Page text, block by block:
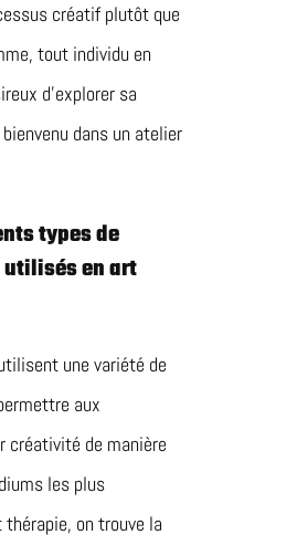
créatif plutôt que
tout individu en
d’explorer sa
dans un atelier
types de
en art
une variété de
aux
créativité de manière
les plus
on trouve la